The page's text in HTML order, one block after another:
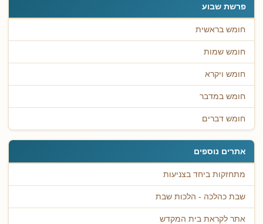
פרשת שבוע
חומש בראשית
חומש שמות
חומש ויקרא
חומש במדבר
חומש דברים
אתרים נוספים
מתחזקות ביחד בצניעות
שבת כהלכה - הלכות שבת
אתר לקראת בית המקדש